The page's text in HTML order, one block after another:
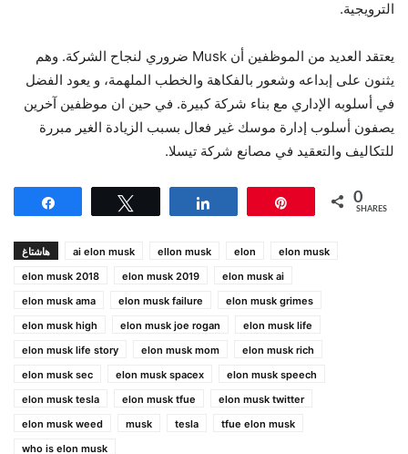
الترويجية.
يعتقد العديد من الموظفين أن Musk ضروري لنجاح الشركة. وهم
يثنون على إبداعه وشعور بالفكاهة والخطب الملهمة، و يعود الفضل
في أسلوبه الإداري مع بناء شركة كبيرة. في حين ان موظفين آخرين
يصفون أسلوب إدارة موسك غير فعال بسبب الزيادة الغير مبررة
للتكاليف والتعقيد في مصانع شركة تيسلا.
0
SHARES
هاشتاغ ai elon musk ellon musk elon
elon musk
elon musk 2018
elon musk 2019
elon musk ai
elon musk ama
elon musk failure
elon musk grimes
elon musk high
elon musk joe rogan
elon musk life
elon musk life story
elon musk mom
elon musk rich
elon musk sec
elon musk spacex
elon musk speech
elon musk tesla
elon musk tfue
elon musk twitter
elon musk weed
musk tesla
tfue elon musk
who is elon musk